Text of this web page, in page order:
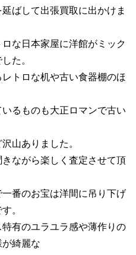
ばして出張買取に出かけま
な日本家屋に洋館がミック
た。
トロな机や古い食器棚のほ
るものも大正ロマンで古い
山ありました。
ながら楽しく査定させて頂
番のお宝は洋間に吊り下げ
。
有のユラユラ感や薄作りの
綺麗な